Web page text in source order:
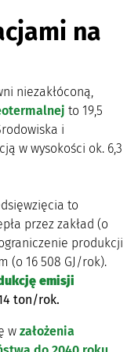
na
niezakłóconą,
to 19,5
i
w wysokości ok. 6,3
to
przez zakład (o
produkcji
(o 16 508 GJ/rok).
emisji
ton/rok.
w założenia